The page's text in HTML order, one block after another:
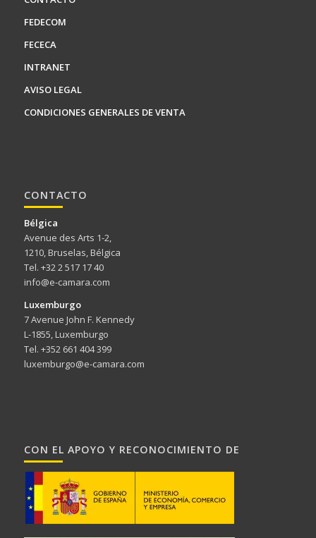
FEDECOM
FECECA
INTRANET
AVISO LEGAL
CONDICIONES GENERALES DE VENTA
CONTACTO
Bélgica
Avenue des Arts 1-2,
1210, Bruselas, Bélgica
Tel. +32 2 517 17 40
info@e-camara.com
Luxemburgo
7 Avenue John F. Kennedy
L-1855, Luxemburgo
Tel. +352 661 404 399
luxemburgo@e-camara.com
CON EL APOYO Y RECONOCIMIENTO DE